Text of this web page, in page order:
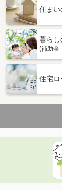
住まい
暮らし
(補助金
住宅ロ